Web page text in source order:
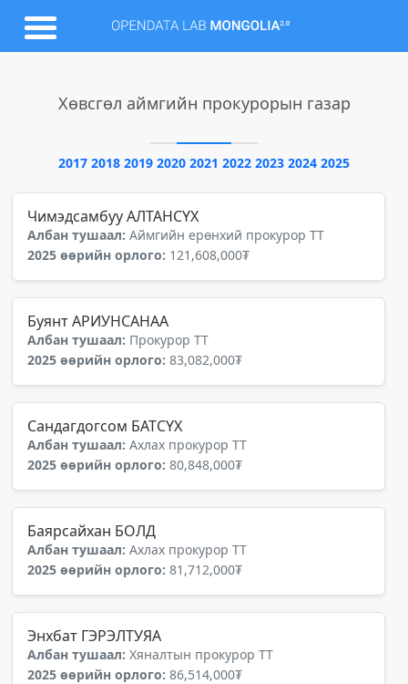
Хөвсгөл аймгийн прокурорын газар
2017 2018 2019 2020 2021 2022 2023 2024 2025
Чимэдсамбуу АЛТАНСҮХ
Албан тушаал: Аймгийн ерөнхий прокурор ТТ
2025 өөрийн орлого: 121,608,000₮
Буянт АРИУНСАНАА
Албан тушаал: Прокурор ТТ
2025 өөрийн орлого: 83,082,000₮
Сандагдогсом БАТСҮХ
Албан тушаал: Ахлах прокурор ТТ
2025 өөрийн орлого: 80,848,000₮
Баярсайхан БОЛД
Албан тушаал: Ахлах прокурор ТТ
2025 өөрийн орлого: 81,712,000₮
Энхбат ГЭРЭЛТУЯА
Албан тушаал: Хяналтын прокурор ТТ
2025 өөрийн орлого: 86,514,000₮